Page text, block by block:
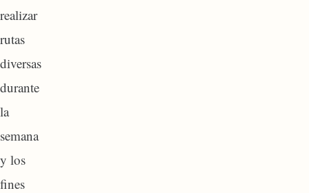
realizar
rutas
diversas
durante
la
semana
y los
fines